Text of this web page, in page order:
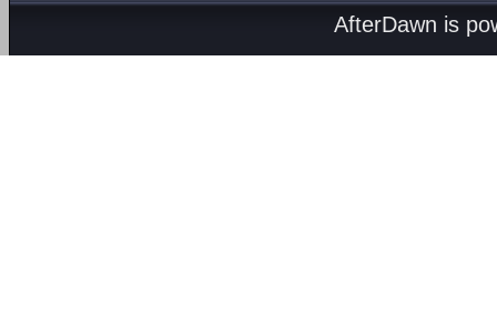
AfterDawn is